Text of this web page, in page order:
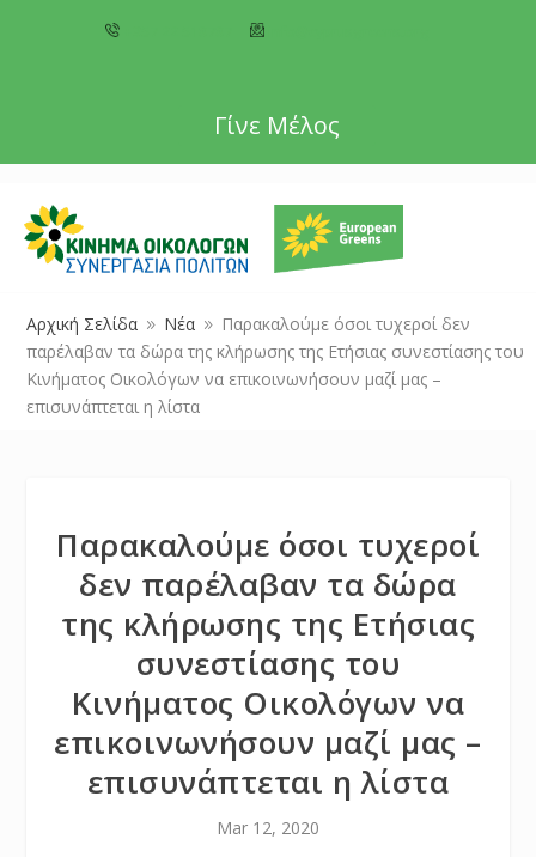
Γίνε Μέλος
Αρχική Σελίδα 9 Νέα 9
Παρακαλούμε όσοι τυχεροί δεν
παρέλαβαν τα δώρα της κλήρωσης της Ετήσιας συνεστίασης του
Κινήματος Οικολόγων να επικοινωνήσουν μαζί μας –
επισυνάπτεται η λίστα
Παρακαλούμε όσοι τυχεροί
δεν παρέλαβαν τα δώρα
της κλήρωσης της Ετήσιας
συνεστίασης του
Κινήματος Οικολόγων να
επικοινωνήσουν μαζί μας –
επισυνάπτεται η λίστα
Mar 12, 2020